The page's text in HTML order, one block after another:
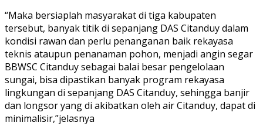
“Maka bersiaplah masyarakat di tiga kabupaten
tersebut, banyak titik di sepanjang DAS Citanduy dalam
kondisi rawan dan perlu penanganan baik rekayasa
teknis ataupun penanaman pohon, menjadi angin segar
BBWSC Citanduy sebagai balai besar pengelolaan
sungai, bisa dipastikan banyak program rekayasa
lingkungan di sepanjang DAS Citanduy, sehingga banjir
dan longsor yang di akibatkan oleh air Citanduy, dapat di
minimalisir,”jelasnya